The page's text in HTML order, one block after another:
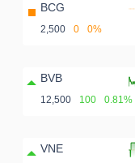
BCG
2,500 0 0%
BVB
12,500 100 0.81%
VNE